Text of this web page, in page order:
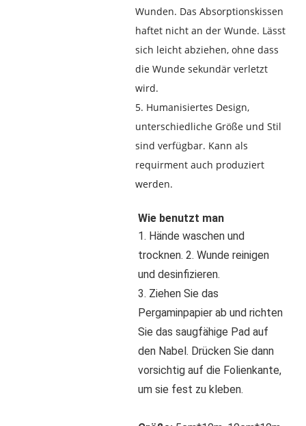
Wunden. Das Absorptionskissen
haftet nicht an der Wunde. Lässt
sich leicht abziehen, ohne dass
die Wunde sekundär verletzt
wird.
5. Humanisiertes Design,
unterschiedliche Größe und Stil
sind verfügbar. Kann als
requirment auch produziert
werden.
Wie benutzt man
1. Hände waschen und
trocknen. 2. Wunde reinigen
und desinfizieren.
3. Ziehen Sie das
Pergaminpapier ab und richten
Sie das saugfähige Pad auf
den Nabel. Drücken Sie dann
vorsichtig auf die Folienkante,
um sie fest zu kleben.